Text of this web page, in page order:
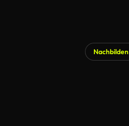
Nachbilden